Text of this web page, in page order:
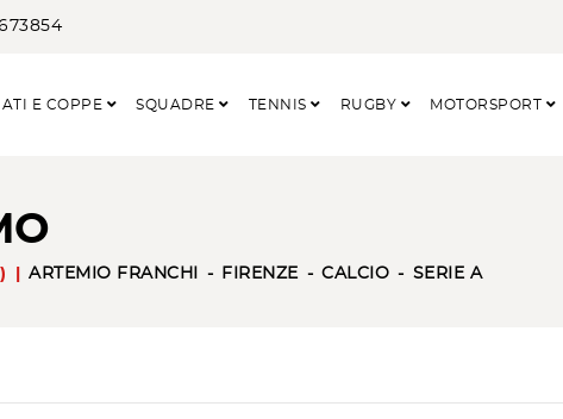
E COPPE SQUADRE TENNIS RUGBY MOTORSPORT
ARTEMIO FRANCHI FIRENZE CALCIO SERIE A